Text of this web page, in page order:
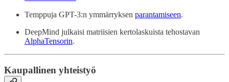
Temppuja GPT-3:n ymmärryksen parantamiseen.
DeepMind julkaisi matriisien kertolaskuista tehostavan
AlphaTensorin.
Kaupallinen yhteistyö